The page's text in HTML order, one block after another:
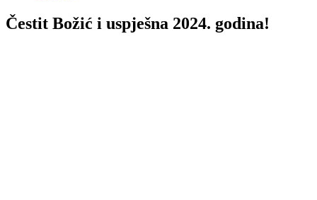
Čestit Božić i uspješna 2024. godina!